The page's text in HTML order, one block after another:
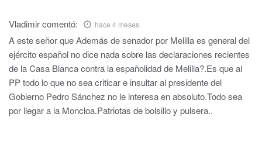
Vladimircomentó: hace 4 meses
A este señor que Además de senador por Melilla es general del
ejército español no dice nada sobre las declaraciones recientes
de la Casa Blanca contra la españolidad de Melilla?.Es que al
PP todo lo que no sea criticar e insultar al presidente del
Gobierno Pedro Sánchez no le interesa en absoluto.Todo sea
por llegar a la Moncloa.Patriotas de bolsillo y pulsera..